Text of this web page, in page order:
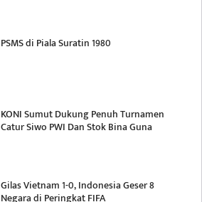
PSMS di Piala Suratin 1980
KONI Sumut Dukung Penuh Turnamen
Catur Siwo PWI Dan Stok Bina Guna
Gilas Vietnam 1-0, Indonesia Geser 8
Negara di Peringkat FIFA